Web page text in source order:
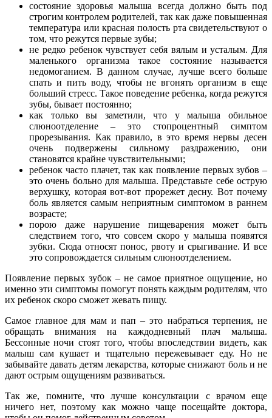
состояние здоровья малыша всегда должно быть под
строгим контролем родителей, так как даже повышенная
температура или красная полость рта свидетельствуют о
том, что режутся первые зубы;
не редко ребенок чувствует себя вялым и усталым. Для
маленького организма такое состояние называется
недомоганием. В данном случае, лучше всего больше
спать и пить воду, чтобы не вгонять организм в еще
больший стресс. Такое поведение ребенка, когда режутся
зубы, бывает постоянно;
как только вы заметили, что у малыша обильное
слюноотделение – это стопроцентный симптом
прорезывания. Как правило, в это время нервы десен
очень подвержены сильному раздражению, они
становятся крайне чувствительными;
ребенок часто плачет, так как появление первых зубов –
это очень больно для малыша. Представьте себе острую
верхушку, которая вот-вот прорежет десну. Вот почему
боль является самым неприятным симптомом в раннем
возрасте;
порою даже нарушение пищеварения может быть
следствием того, что совсем скоро у малыша появятся
зубки. Сюда относят понос, рвоту и срыгивание. И все
это сопровождается сильным слюноотделением.
Появление первых зубок – не самое приятное ощущение, но
именно эти симптомы помогут понять каждым родителям, что
их ребенок скоро сможет жевать пищу.
Самое главное для мам и пап – это набраться терпения, не
обращать внимания на каждодневный плач малыша.
Бессонные ночи стоят того, чтобы впоследствии видеть, как
малыш сам кушает и тщательно пережевывает еду. Но не
забывайте давать детям лекарства, которые снижают боль и не
дают острым ощущениям развиваться.
Так же, помните, что лучше консультации с врачом еще
ничего нет, поэтому как можно чаще посещайте доктора,